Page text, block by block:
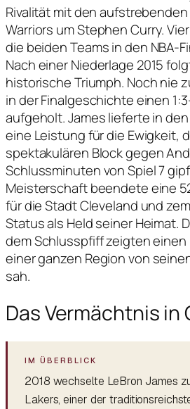
Rivalität mit den
Warriors um Stephen Curry.
die beiden Teams in den NBA-
Nach einer Niederlage 2015
historische Triumph. Noch nie
in der Finalgeschichte einen
aufgeholt. James lieferte in
eine Leistung für die Ewigkeit,
spektakulären Block gegen
Schlussminuten von Spiel 7
Meisterschaft beendete eine
für die Stadt Cleveland und
Status als Held seiner Heimat.
dem Schlusspfiff zeigten einen
einer ganzen Region von
sah.
Das Vermächtnis in
2018 wechselte LeBron James
Lakers, einer der